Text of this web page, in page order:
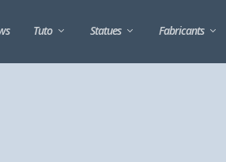
Tuto Statues Fabricants